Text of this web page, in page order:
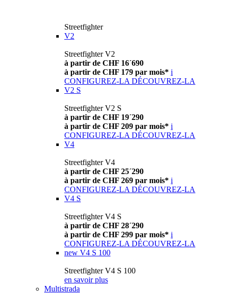
Streetfighter
V2
Streetfighter V2
à partir de CHF 16´690
à partir de CHF 179 par mois* i
CONFIGUREZ-LA DÉCOUVREZ-LA
V2 S
Streetfighter V2 S
à partir de CHF 19´290
à partir de CHF 209 par mois* i
CONFIGUREZ-LA DÉCOUVREZ-LA
V4
Streetfighter V4
à partir de CHF 25´290
à partir de CHF 269 par mois* i
CONFIGUREZ-LA DÉCOUVREZ-LA
V4 S
Streetfighter V4 S
à partir de CHF 28´290
à partir de CHF 299 par mois* i
CONFIGUREZ-LA DÉCOUVREZ-LA
new V4 S 100
Streetfighter V4 S 100
en savoir plus
Multistrada